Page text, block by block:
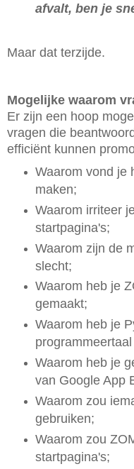
afvalt, ben je
Maar dat terzijde.
Mogelijke waarom
Er zijn een hoop
vragen die
efficiënt kunnen
Waarom vond je
maken;
Waarom irriteer
startpagina's;
Waarom zijn de
slecht;
Waarom heb je
gemaakt;
Waarom heb je
Waarom heb je
van Google App
Waarom zou
gebruiken;
Waarom zou
startpagina's;